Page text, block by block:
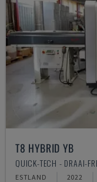
T8 HYBRID YB
QUICK-TECH - DRAAI-
ESTLAND 2022